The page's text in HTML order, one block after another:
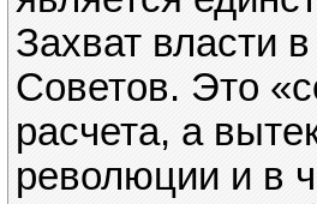
Захват власти
Советов. Это
расчета, а
революции и в